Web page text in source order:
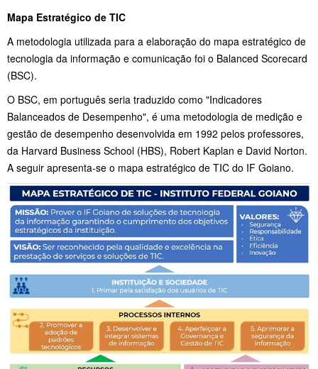
Mapa Estratégico de TIC
A metodologia utilizada para a elaboração do mapa estratégico de
tecnologia da informação e comunicação foi o Balanced Scorecard
(BSC).
O BSC, em português seria traduzido como "Indicadores
Balanceados de Desempenho", é uma metodologia de medição e
gestão de desempenho desenvolvida em 1992 pelos professores,
da Harvard Business School (HBS), Robert Kaplan e David Norton.
A seguir apresenta-se o mapa estratégico de TIC do IF Goiano.